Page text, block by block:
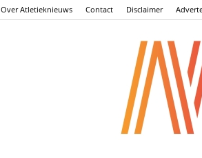
Over Atletieknieuws Contact Disclaimer